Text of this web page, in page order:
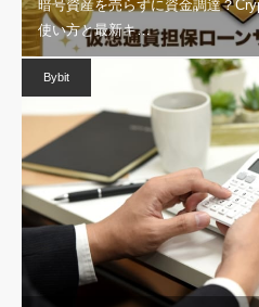
暗号資産を売らずに資金調達？
使い方と最新キ…
Bybit